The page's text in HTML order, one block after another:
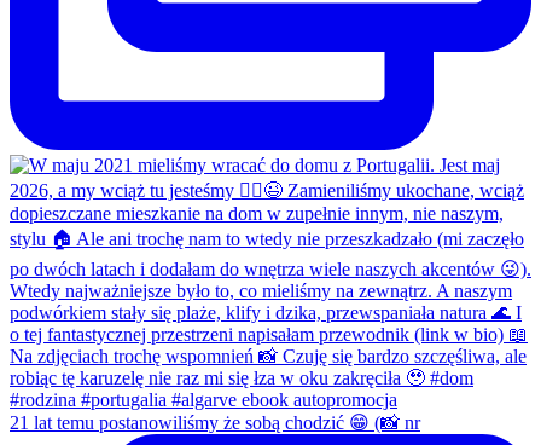
21 lat temu postanowiliśmy że sobą chodzić 😁 (📸 nr